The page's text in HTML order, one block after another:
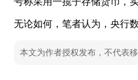
无论如何，笔者认为，央行
本文为作者授权发布，不代表